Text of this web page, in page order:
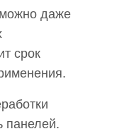
можно даже
срок
панелей.